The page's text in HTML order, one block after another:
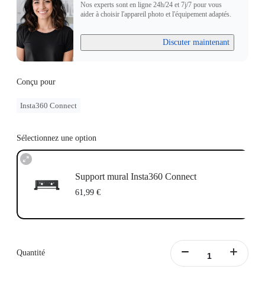
Nos experts sont en ligne 24h/24 et 7j/7 pour vous
aider à choisir l'appareil photo et l'équipement adaptés.
Discuter maintenant
Conçu pour
Insta360 Connect
Sélectionnez une option
Support mural Insta360 Connect
61,99 €
Quantité